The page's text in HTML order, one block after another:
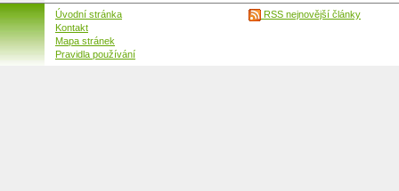
Úvodní stránka
Kontakt
Mapa stránek
Pravidla používání
RSS nejnovější články